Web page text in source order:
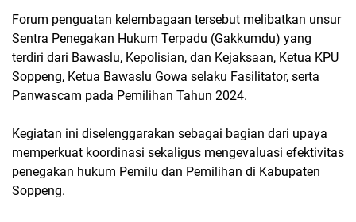
Forum penguatan kelembagaan tersebut melibatkan unsur
Sentra Penegakan Hukum Terpadu (Gakkumdu) yang
terdiri dari Bawaslu, Kepolisian, dan Kejaksaan, Ketua KPU
Soppeng, Ketua Bawaslu Gowa selaku Fasilitator, serta
Panwascam pada Pemilihan Tahun 2024.
Kegiatan ini diselenggarakan sebagai bagian dari upaya
memperkuat koordinasi sekaligus mengevaluasi efektivitas
penegakan hukum Pemilu dan Pemilihan di Kabupaten
Soppeng.